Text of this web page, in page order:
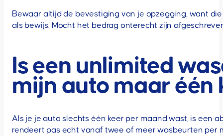
Bewaar altijd de bevestiging van je opzegging, want
als bewijs. Mocht het bedrag onterecht zijn
Is een unlimited
mijn auto maar één
Als je je auto slechts één keer per maand wast, is een
rendeert pas echt vanaf twee of meer wasbeurten per